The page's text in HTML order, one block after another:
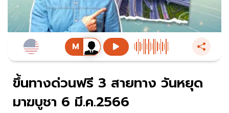
ขึ้นทางด่วนฟรี 3 สายทาง วันหยุด
มาฆบูชา 6 มี.ค.2566